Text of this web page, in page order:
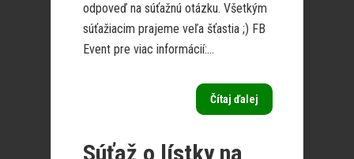
odpoveď na súťažnú otázku. Všetkým
súťažiacim prajeme veľa šťastia ;) FB
Event pre viac informácií:...
Čítaj ďalej
Súťaž o lístky na